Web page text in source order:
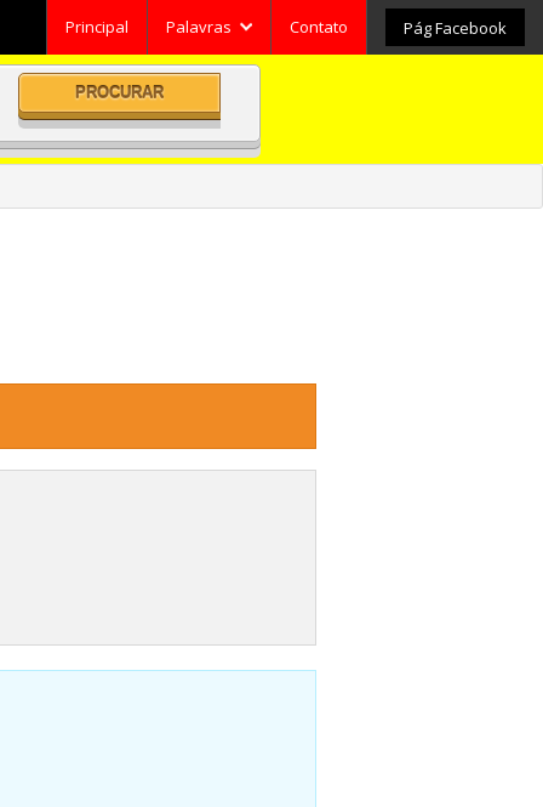
Principal Palavras
Pesquisar
Categorias
Contato Pág Facebook